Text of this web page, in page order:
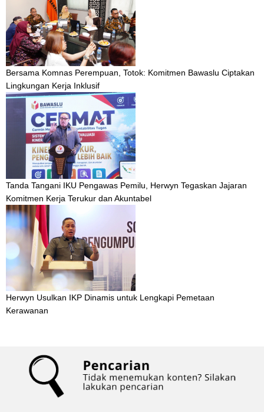
Bersama Komnas Perempuan, Totok: Komitmen Bawaslu Ciptakan
Lingkungan Kerja Inklusif
Tanda Tangani IKU Pengawas Pemilu, Herwyn Tegaskan Jajaran
Komitmen Kerja Terukur dan Akuntabel
Herwyn Usulkan IKP Dinamis untuk Lengkapi Pemetaan
Kerawanan